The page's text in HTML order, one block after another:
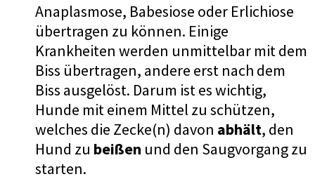
Anaplasmose, Babesiose oder Erlichiose
übertragen zu können. Einige
Krankheiten werden unmittelbar mit dem
Biss übertragen, andere erst nach dem
Biss ausgelöst. Darum ist es wichtig,
Hunde mit einem Mittel zu schützen,
welches die Zecke(n) davon abhält, den
Hund zu beißen und den Saugvorgang zu
starten.